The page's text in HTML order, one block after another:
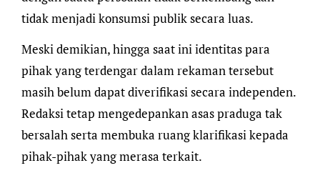
tidak menjadi konsumsi publik secara luas.
Meski demikian, hingga saat ini identitas para
pihak yang terdengar dalam rekaman tersebut
masih belum dapat diverifikasi secara independen.
Redaksi tetap mengedepankan asas praduga tak
bersalah serta membuka ruang klarifikasi kepada
pihak-pihak yang merasa terkait.